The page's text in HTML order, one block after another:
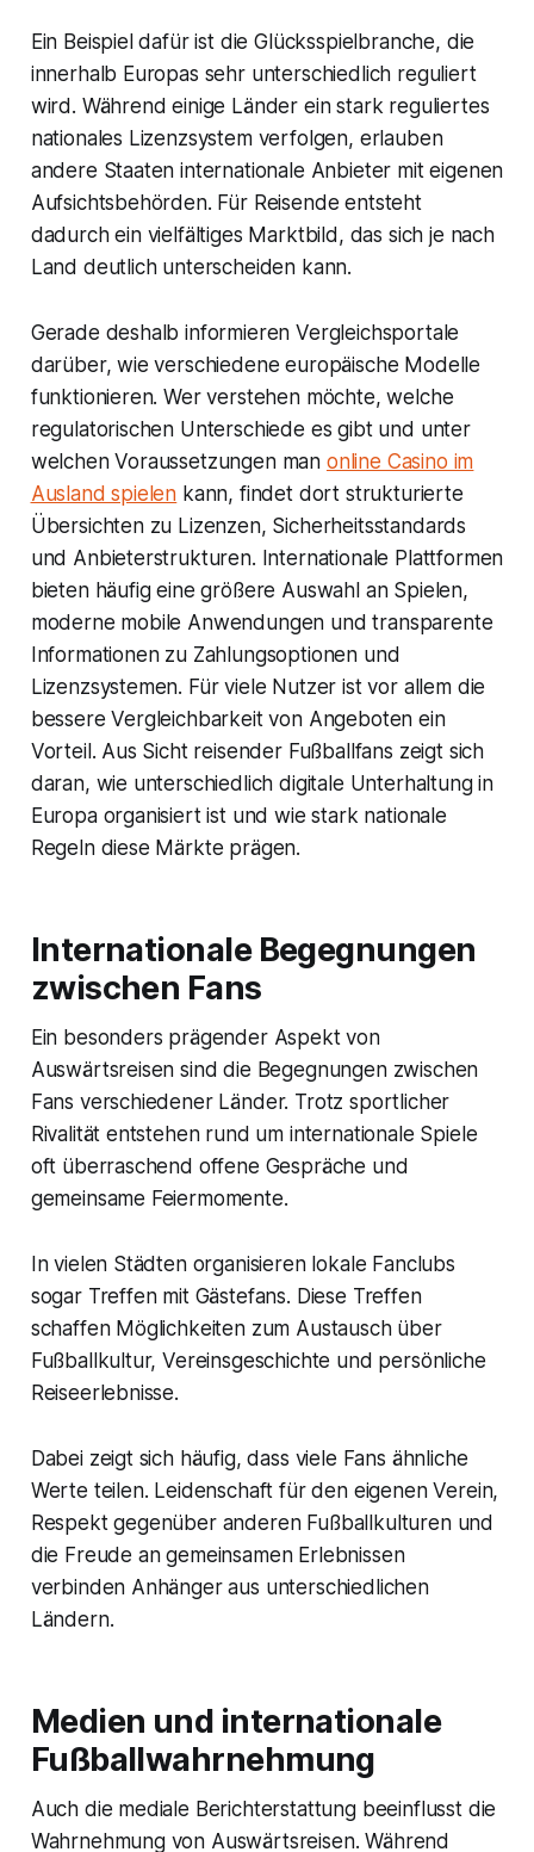
Ein Beispiel dafür ist die Glücksspielbranche, die
innerhalb Europas sehr unterschiedlich reguliert
wird. Während einige Länder ein stark reguliertes
nationales Lizenzsystem verfolgen, erlauben
andere Staaten internationale Anbieter mit eigenen
Aufsichtsbehörden. Für Reisende entsteht
dadurch ein vielfältiges Marktbild, das sich je nach
Land deutlich unterscheiden kann.
Gerade deshalb informieren Vergleichsportale
darüber, wie verschiedene europäische Modelle
funktionieren. Wer verstehen möchte, welche
regulatorischen Unterschiede es gibt und unter
welchen Voraussetzungen man online Casino im
Ausland spielen kann, findet dort strukturierte
Übersichten zu Lizenzen, Sicherheitsstandards
und Anbieterstrukturen. Internationale Plattformen
bieten häufig eine größere Auswahl an Spielen,
moderne mobile Anwendungen und transparente
Informationen zu Zahlungsoptionen und
Lizenzsystemen. Für viele Nutzer ist vor allem die
bessere Vergleichbarkeit von Angeboten ein
Vorteil. Aus Sicht reisender Fußballfans zeigt sich
daran, wie unterschiedlich digitale Unterhaltung in
Europa organisiert ist und wie stark nationale
Regeln diese Märkte prägen.
Internationale Begegnungen
zwischen Fans
Ein besonders prägender Aspekt von
Auswärtsreisen sind die Begegnungen zwischen
Fans verschiedener Länder. Trotz sportlicher
Rivalität entstehen rund um internationale Spiele
oft überraschend offene Gespräche und
gemeinsame Feiermomente.
In vielen Städten organisieren lokale Fanclubs
sogar Treffen mit Gästefans. Diese Treffen
schaffen Möglichkeiten zum Austausch über
Fußballkultur, Vereinsgeschichte und persönliche
Reiseerlebnisse.
Dabei zeigt sich häufig, dass viele Fans ähnliche
Werte teilen. Leidenschaft für den eigenen Verein,
Respekt gegenüber anderen Fußballkulturen und
die Freude an gemeinsamen Erlebnissen
verbinden Anhänger aus unterschiedlichen
Ländern.
Medien und internationale
Fußballwahrnehmung
Auch die mediale Berichterstattung beeinflusst die
Wahrnehmung von Auswärtsreisen. Während